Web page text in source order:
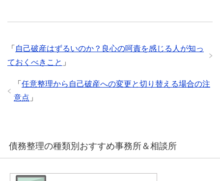
「 自己破産はずるいのか？良心の呵責を感じる人が知っ
ておくべきこと 」
「 任意整理から自己破産への変更と切り替える場合の注
意点 」
債務整理の種類別おすすめ事務所＆相談所